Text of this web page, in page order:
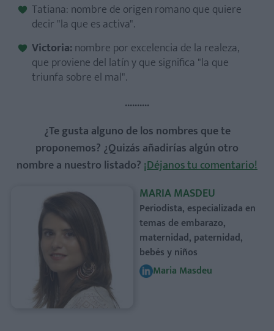
Tatiana: nombre de origen romano que quiere
decir "la que es activa".
Victoria:nombre por excelencia de la realeza,
que proviene del latín y que significa "la que
triunfa sobre el mal".
..........
¿Te gusta alguno de los nombres que te
proponemos? ¿Quizás añadirías algún otro
nombre a nuestro listado? ¡Déjanos tu comentario!
MARIA MASDEU
Periodista, especializada en
temas de embarazo,
maternidad, paternidad,
bebés y niños
Maria Masdeu